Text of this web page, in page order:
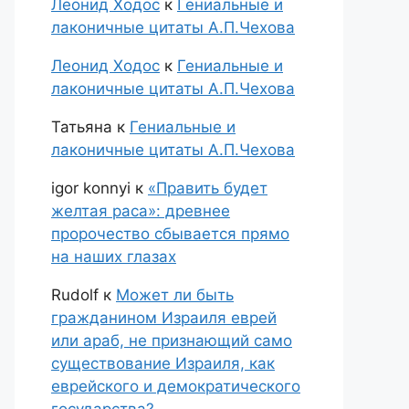
Леонид Ходос к Гениальные и
лаконичные цитаты А.П.Чехова
Леонид Ходос к Гениальные и
лаконичные цитаты А.П.Чехова
Татьяна к Гениальные и
лаконичные цитаты А.П.Чехова
igor konnyi к «Править будет
желтая раса»: древнее
пророчество сбывается прямо
на наших глазах
Rudolf к Может ли быть
гражданином Израиля еврей
или араб, не признающий само
существование Израиля, как
еврейского и демократического